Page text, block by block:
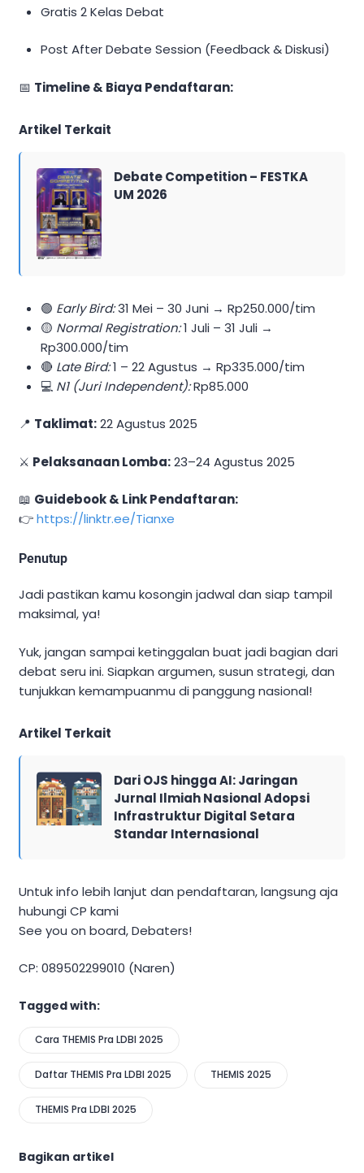
Gratis 2 Kelas Debat
Post After Debate Session (Feedback & Diskusi)
📅 Timeline & Biaya Pendaftaran:
Artikel Terkait
Debate Competition – FESTKA
UM 2026
🟢 Early Bird:31 Mei – 30 Juni → Rp250.000/tim
🟡 Normal Registration:1 Juli – 31 Juli →
Rp300.000/tim
🔴 Late Bird:1 – 22 Agustus → Rp335.000/tim
💻 N1 (Juri Independent):Rp85.000
📍 Taklimat:22 Agustus 2025
⚔️ Pelaksanaan Lomba:23–24 Agustus 2025
📖 Guidebook & Link Pendaftaran:
👉https://linktr.ee/Tianxe
Penutup
Jadi pastikan kamu kosongin jadwal dan siap tampil
maksimal, ya!
Yuk, jangan sampai ketinggalan buat jadi bagian dari
debat seru ini. Siapkan argumen, susun strategi, dan
tunjukkan kemampuanmu di panggung nasional!
Artikel Terkait
Dari OJS hingga AI: Jaringan
Jurnal Ilmiah Nasional Adopsi
Infrastruktur Digital Setara
Standar Internasional
Untuk info lebih lanjut dan pendaftaran, langsung aja
hubungi CP kami
See you on board, Debaters!
CP: 089502299010 (Naren)
Tagged with:
Cara THEMIS Pra LDBI 2025
Daftar THEMIS Pra LDBI 2025 THEMIS 2025
THEMIS Pra LDBI 2025
Bagikan artikel